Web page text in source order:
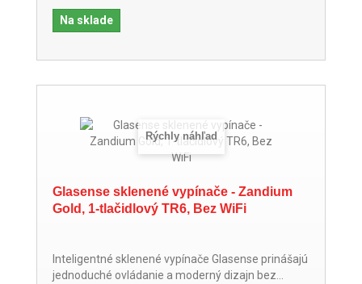
Na sklade
Rýchly náhľad
Glasense sklenené vypínače - Zandium
Gold, 1-tlačidlový TR6, Bez WiFi
Inteligentné sklenené vypínače Glasense prinášajú
jednoduché ovládanie a moderný dizajn bez...